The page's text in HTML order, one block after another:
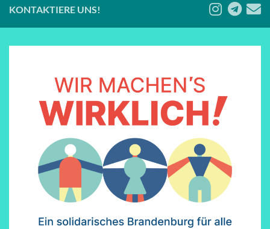
KONTAKTIERE UNS!